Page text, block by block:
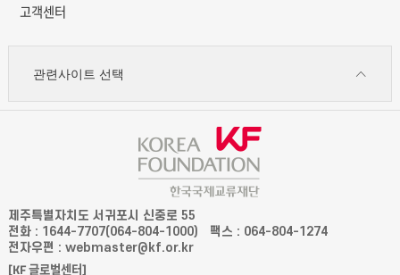
고객센터
관련사이트 선택
제주특별자치도 서귀포시 신중로 55
전화 : 1644-7707(064-804-1000)
팩스 : 064-804-1274
전자우편 : webmaster@kf.or.kr
[KF 글로벌센터]